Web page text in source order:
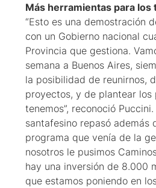
Más herramientas para los
“Esto es una demostración
con un Gobierno nacional
Provincia que gestiona.
semana a Buenos Aires,
la posibilidad de reunirnos,
proyectos, y de plantear los
tenemos”, reconoció
santafesino repasó además
programa que venía de la
nosotros le pusimos
hay una inversión de 8.000
que estamos poniendo en